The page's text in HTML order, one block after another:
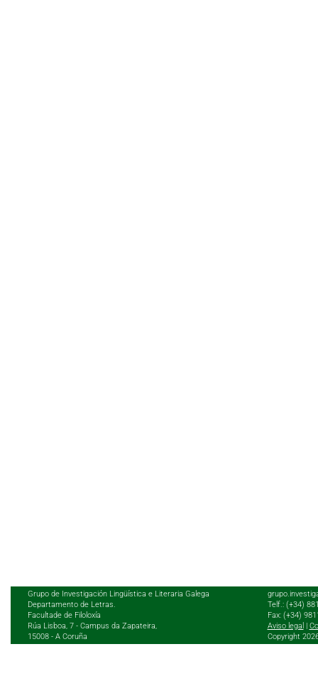
Grupo de Investigación Lingüística e Literaria Galega
Departamento de Letras.
Facultade de Filoloxía
Rúa Lisboa, 7 - Campus da Zapateira,
15008 - A Coruña
Telf.: (+34)
Fax: (+34)
Aviso legal
Copyright